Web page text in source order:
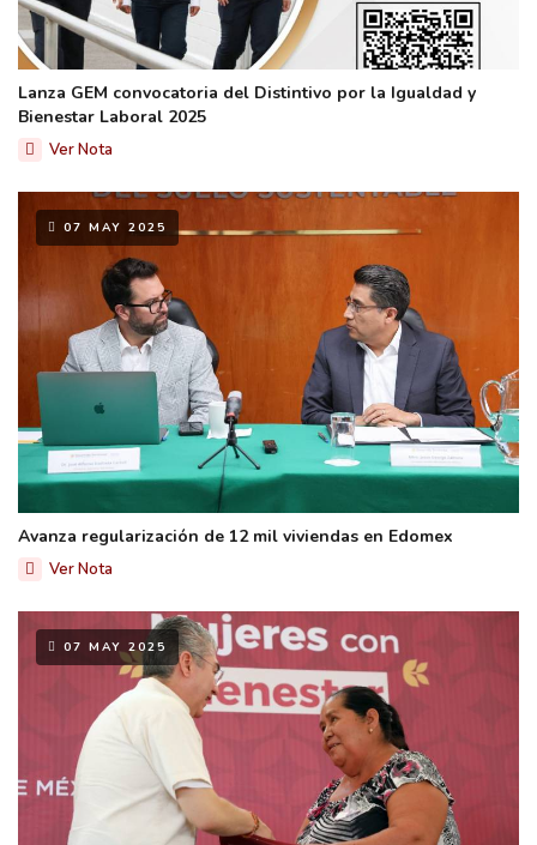
Lanza GEM convocatoria del Distintivo por la Igualdad y
Bienestar Laboral 2025
Ver Nota
07 MAY 2025
Avanza regularización de 12 mil viviendas en Edomex
Ver Nota
07 MAY 2025